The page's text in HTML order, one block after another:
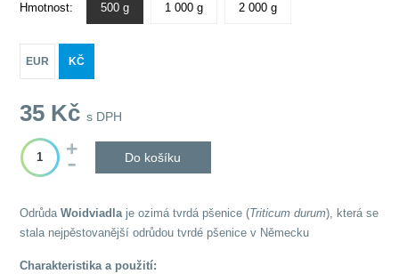
Hmotnost:
500 g 1 000 g 2 000 g
EUR KČ
35 Kčs DPH
Do košíku
OdrůdaWoidviadlaje ozimá tvrdá pšenice (Triticum durum), která se
stala nejpěstovanější odrůdou tvrdé pšenice v Německu
Charakteristika a použití: